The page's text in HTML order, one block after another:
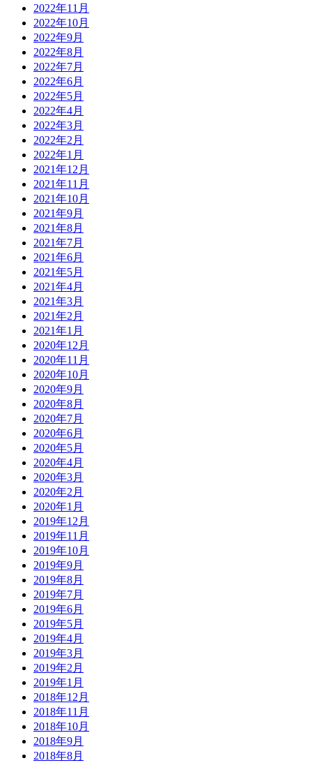
2022年11月
2022年10月
2022年9月
2022年8月
2022年7月
2022年6月
2022年5月
2022年4月
2022年3月
2022年2月
2022年1月
2021年12月
2021年11月
2021年10月
2021年9月
2021年8月
2021年7月
2021年6月
2021年5月
2021年4月
2021年3月
2021年2月
2021年1月
2020年12月
2020年11月
2020年10月
2020年9月
2020年8月
2020年7月
2020年6月
2020年5月
2020年4月
2020年3月
2020年2月
2020年1月
2019年12月
2019年11月
2019年10月
2019年9月
2019年8月
2019年7月
2019年6月
2019年5月
2019年4月
2019年3月
2019年2月
2019年1月
2018年12月
2018年11月
2018年10月
2018年9月
2018年8月